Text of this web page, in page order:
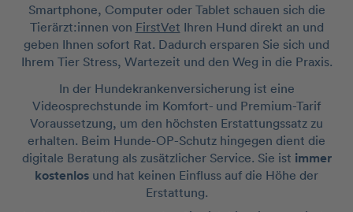
Smartphone, Computer oder Tablet schauen sich die
Tierärzt:innen von FirstVet Ihren Hund direkt an und
geben Ihnen sofort Rat. Dadurch ersparen Sie sich und
Ihrem Tier Stress, Wartezeit und den Weg in die Praxis.
In der Hundekrankenversicherung ist eine
Videosprechstunde im Komfort- und Premium-Tarif
Voraussetzung, um den höchsten Erstattungssatz zu
erhalten. Beim Hunde-OP-Schutz hingegen dient die
digitale Beratung als zusätzlicher Service. Sie ist immer
kostenlos und hat keinen Einfluss auf die Höhe der
Erstattung.